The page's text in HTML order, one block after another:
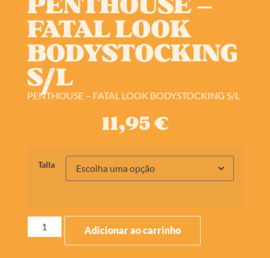
FATAL LOOK
BODYSTOCKING
S/L
PENTHOUSE – FATAL LOOK BODYSTOCKING S/L
11,95€
Talla
Adicionar ao carrinho